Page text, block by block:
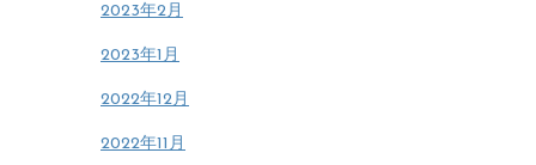
2023年2月
2023年1月
2022年12月
2022年11月